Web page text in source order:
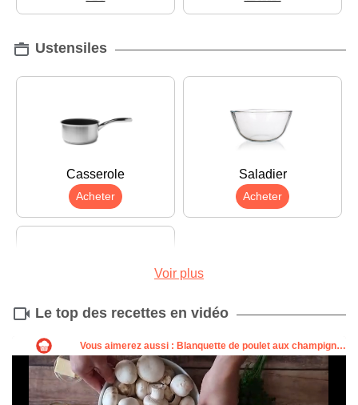
Ustensiles
Casserole
Acheter
Saladier
Acheter
Moule à tarte
Acheter
Voir plus
Le top des recettes en vidéo